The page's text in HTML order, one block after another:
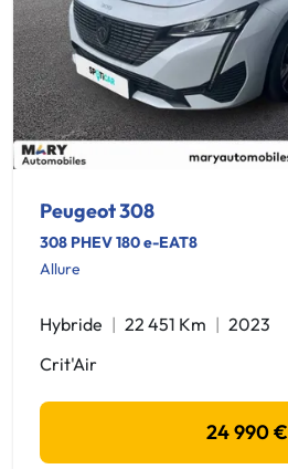
Peugeot 308
308 PHEV 180 e-EAT8
Allure
Hybride 22 451 Km
2023
Crit'Air
24 990 €